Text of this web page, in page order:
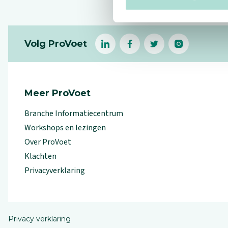
Volg ProVoet
linkedin (Let op uitgaande link)
facebook(Let op uitgaande
twitter(Let op
instagram
Meer ProVoet
Branche Informatiecentrum
Workshops en lezingen
Over ProVoet
Klachten
Privacyverklaring
Privacy verklaring